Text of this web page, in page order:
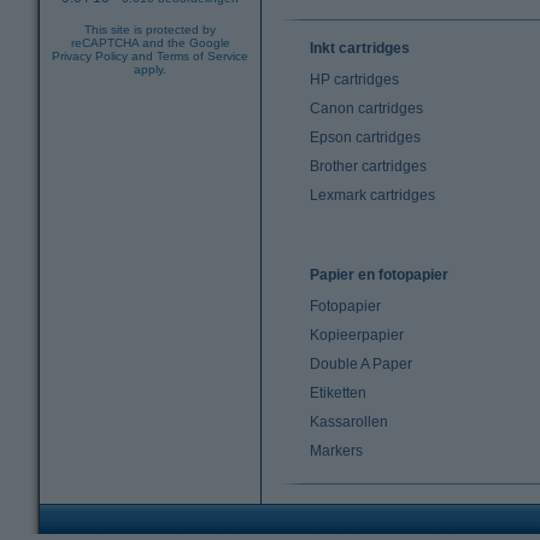
This site is protected by
reCAPTCHA and the Google
Privacy Policy and Terms of Service
apply.
Inkt cartridges
HP cartridges
Canon cartridges
Epson cartridges
Brother cartridges
Lexmark cartridges
Papier en fotopapier
Fotopapier
Kopieerpapier
Double A Paper
Etiketten
Kassarollen
Markers